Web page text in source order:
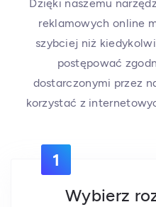
Dzięki naszemu
reklamowych online
szybciej niż
postępować
dostarczonymi przez
korzystać z
1
Wybierz